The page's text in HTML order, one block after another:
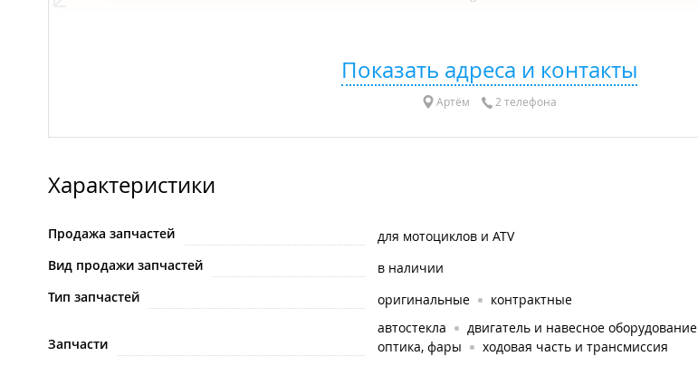
Показать адреса и контакты
Артём 2 телефона
Характеристики
Продажа запчастей
для мотоциклов и ATV
Вид продажи запчастей
в наличии
Тип запчастей
оригинальные контрактные
Запчасти
автостекла двигатель и навесное оборудование
оптика, фары
ходовая часть и трансмиссия